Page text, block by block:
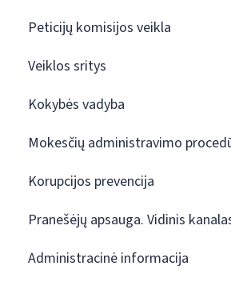
Peticijų komisijos veikla
Veiklos sritys
Kokybės vadyba
Mokesčių administravimo
Korupcijos prevencija
Pranešėjų apsauga. Vidinis
Administracinė informacija